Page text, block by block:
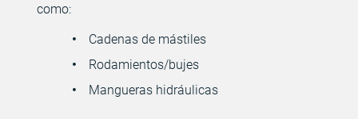
como:
Cadenas de mástiles
Rodamientos/bujes
Mangueras hidráulicas